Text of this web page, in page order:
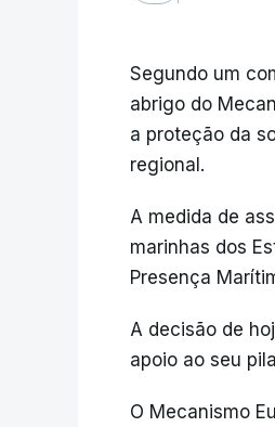
Segundo um
abrigo do
a proteção da
regional.
A medida de
marinhas dos
Presença
A decisão de
apoio ao seu
O Mecanismo